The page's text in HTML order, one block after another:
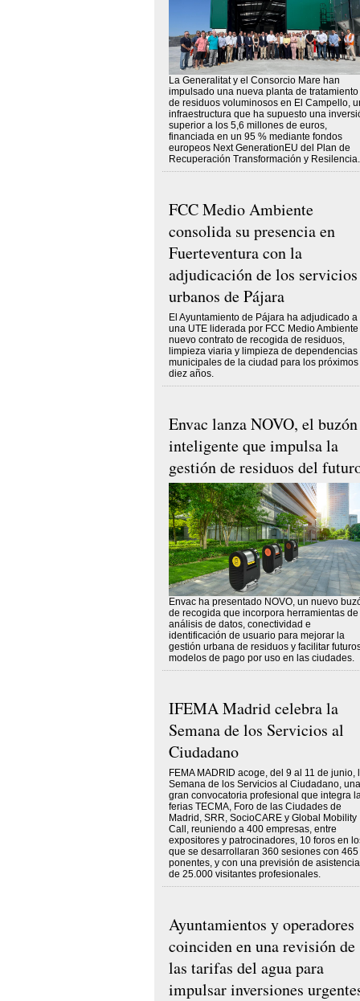
La Generalitat y el Consorcio Mare han
impulsado una nueva planta de tratamiento
de residuos voluminosos en El Campello,
infraestructura que ha supuesto una
superior a los 5,6 millones de euros,
financiada en un 95 % mediante fondos
europeos Next GenerationEU del Plan de
Recuperación Transformación y Resilencia.
FCC Medio Ambiente
consolida su presencia en
Fuerteventura con la
adjudicación de los servicios
urbanos de Pájara
El Ayuntamiento de Pájara ha adjudicado a
una UTE liderada por FCC Medio
nuevo contrato de recogida de residuos,
limpieza viaria y limpieza de dependencias
municipales de la ciudad para los próximos
diez años.
Envac lanza NOVO, el buzón
inteligente que impulsa la
gestión de residuos del
Envac ha presentado NOVO, un nuevo
de recogida que incorpora herramientas de
análisis de datos, conectividad e
identificación de usuario para mejorar la
gestión urbana de residuos y facilitar
modelos de pago por uso en las ciudades.
IFEMA Madrid celebra la
Semana de los Servicios al
Ciudadano
FEMA MADRID acoge, del 9 al 11 de junio,
Semana de los Servicios al Ciudadano, una
gran convocatoria profesional que integra
ferias TECMA, Foro de las Ciudades de
Madrid, SRR, SocioCARE y Global Mobility
Call, reuniendo a 400 empresas, entre
expositores y patrocinadores, 10 foros en
que se desarrollaran 360 sesiones con 465
ponentes, y con una previsión de asistencia
de 25.000 visitantes profesionales.
Ayuntamientos y operadores
coinciden en una revisión de
las tarifas del agua para
impulsar inversiones